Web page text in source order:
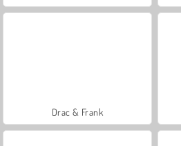
Drac & Frank